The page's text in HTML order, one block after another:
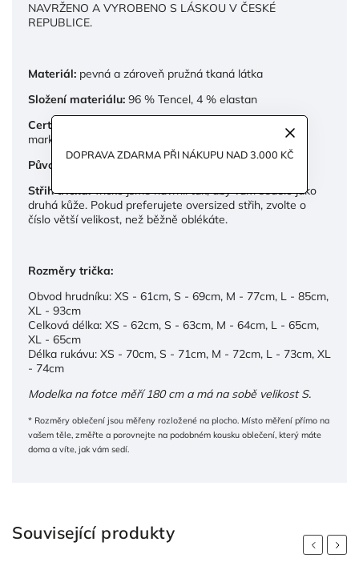
DOPRAVA ZDARMA PŘI NÁKUPU NAD 3.000 KČ
NAVRŽENO A VYROBENO S LÁSKOU V ČESKÉ
REPUBLICE.
Materiál: pevná a zároveň pružná tkaná látka
Složení materiálu: 96 % Tencel, 4 % elastan
Certifikát:
Tencel s certifikátem Leinzig official Tencel
mark
Původ materiálu:
Střih trička:Tričko jsme navrhli tak, aby vám sedělo jako
druhá kůže. Pokud preferujete oversized střih, zvolte o
číslo větší velikost, než běžně oblékáte.
Rozměry trička:
Obvod hrudníku: XS - 61cm, S - 69cm, M - 77cm, L - 85cm,
XL - 93cm
Celková délka: XS - 62cm, S - 63cm, M - 64cm, L - 65cm,
XL - 65cm
Délka rukávu: XS - 70cm, S - 71cm, M - 72cm, L - 73cm, XL
- 74cm
Modelka na fotce měří 180 cm a má na sobě velikost S.
* Rozměry oblečení jsou měřeny rozložené na plocho. Místo měření přímo na
vašem těle, změřte a porovnejte na podobném kousku oblečení, který máte
doma a víte, jak vám sedí.
Související produkty
Previous
Next